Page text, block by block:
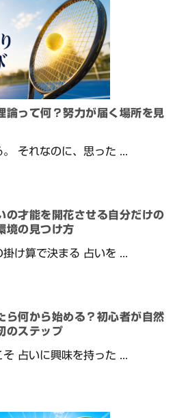
論って何？努力が届く場所を見
それなのに、思った ...
の才能を開花させる自分だけの
境の見つけ方
け算で決まる 占いを ...
ら何から始める？初心者が自然
のステップ
占いに興味を持った ...